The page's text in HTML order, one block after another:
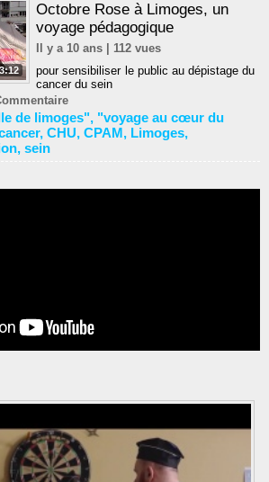
3:12
Octobre Rose à Limoges, un
voyage pédagogique
Il y a 10 ans | 112 vues
pour sensibiliser le public au dépistage du
cancer du sein
de limoges", "voyage au cœur du
, CHU, CPAM, Limoges,
, sein